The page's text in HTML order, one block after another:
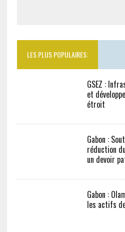
LES PLUS POPULAIRES:
GSEZ :
et
étroit
Gabon :
réduction
un devoir
Gabon :
les actifs de